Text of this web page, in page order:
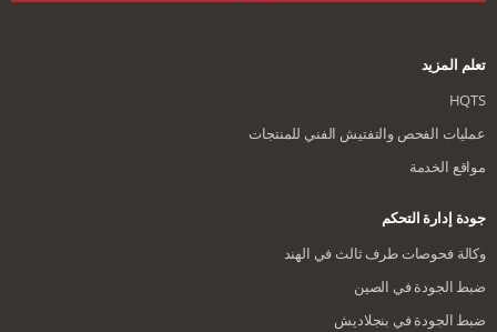
تعلم المزيد
HQTS
عمليات الفحص والتفتيش الفني للمنتجات
مواقع الخدمة
جودة إدارة التحكم
وكالة فحوصات طرف ثالث في الهند
ضبط الجودة في الصين
ضبط الجودة في بنجلاديش